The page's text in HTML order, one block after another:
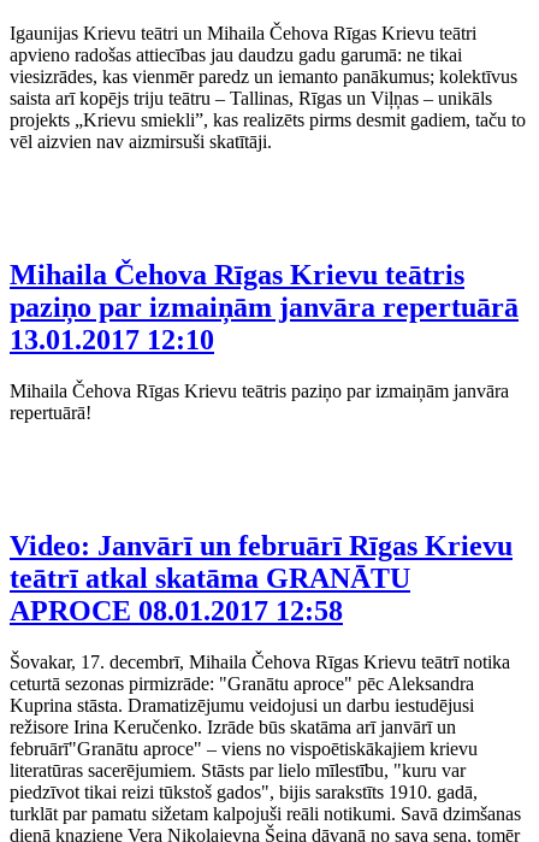
Igaunijas Krievu teātri un Mihaila Čehova Rīgas Krievu teātri
apvieno radošas attiecības jau daudzu gadu garumā: ne tikai
viesizrādes, kas vienmēr paredz un iemanto panākumus; kolektīvus
saista arī kopējs triju teātru – Tallinas, Rīgas un Viļņas – unikāls
projekts „Krievu smiekli”, kas realizēts pirms desmit gadiem, taču to
vēl aizvien nav aizmirsuši skatītāji.
Mihaila Čehova Rīgas Krievu teātris
paziņo par izmaiņām janvāra repertuārā
13.01.2017 12:10
Mihaila Čehova Rīgas Krievu teātris paziņo par izmaiņām janvāra
repertuārā!
Video: Janvārī un februārī Rīgas Krievu
teātrī atkal skatāma GRANĀTU
APROCE 08.01.2017 12:58
Šovakar, 17. decembrī, Mihaila Čehova Rīgas Krievu teātrī notika
ceturtā sezonas pirmizrāde: "Granātu aproce" pēc Aleksandra
Kuprina stāsta. Dramatizējumu veidojusi un darbu iestudējusi
režisore Irina Keručenko. Izrāde būs skatāma arī janvārī un
februārī"Granātu aproce" – viens no vispoētiskākajiem krievu
literatūras sacerējumiem. Stāsts par lielo mīlestību, "kuru var
piedzīvot tikai reizi tūkstoš gados", bijis sarakstīts 1910. gadā,
turklāt par pamatu sižetam kalpojuši reāli notikumi. Savā dzimšanas
dienā kņaziene Vera Nikolajevna Šeina dāvanā no sava sena, tomēr